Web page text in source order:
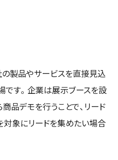
の製品やサービスを直接見込
です。企業は展示ブースを設
品デモを行うことで、リード
対象にリードを集めたい場合